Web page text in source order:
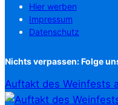
Hier werben
Impressum
Datenschutz
Nichts verpassen: Folge
Auftakt des Weinfests